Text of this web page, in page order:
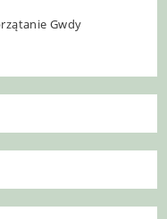
Gwdy